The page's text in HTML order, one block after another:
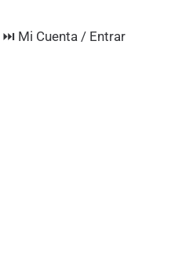
⏭️ Mi Cuenta / Entrar